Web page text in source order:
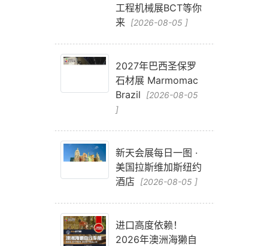
工程机械展BCT等你
来 [2026-08-05 ]
2027年巴西圣保罗
石材展 Marmomac
Brazil
[2026-08-05
]
新天会展每日一图 ·
美国拉斯维加斯纽约
酒店
[2026-08-05 ]
进口高度依赖！
2026年澳洲海獭自